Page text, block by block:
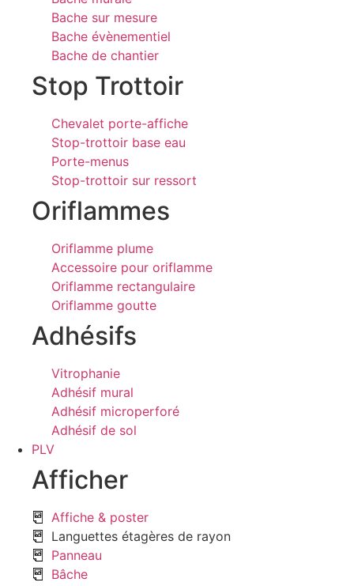
Bache sur mesure
Bache évènementiel
Bache de chantier
Stop Trottoir
Chevalet porte-affiche
Stop-trottoir base eau
Porte-menus
Stop-trottoir sur ressort
Oriflammes
Oriflamme plume
Accessoire pour oriflamme
Oriflamme rectangulaire
Oriflamme goutte
Adhésifs
Vitrophanie
Adhésif mural
Adhésif microperforé
Adhésif de sol
PLV
Afficher
Affiche & poster
Languettes étagères de rayon
Panneau
Bâche